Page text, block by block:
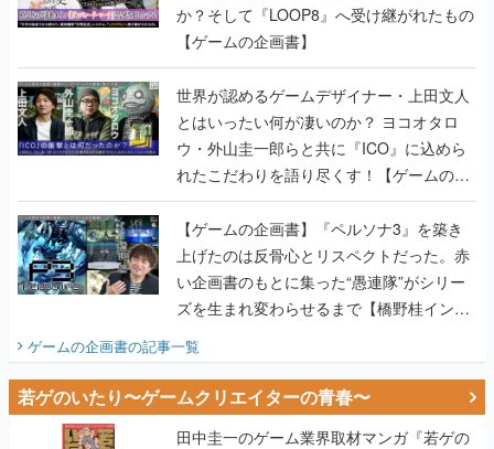
か？そして『LOOP8』へ受け継がれたもの
【ゲームの企画書】
世界が認めるゲームデザイナー・上田文人
とはいったい何が凄いのか？ ヨコオタロ
ウ・外山圭一郎らと共に『ICO』に込めら
れたこだわりを語り尽くす！【ゲームの企
画書】
【ゲームの企画書】『ペルソナ3』を築き
上げたのは反骨心とリスペクトだった。赤
い企画書のもとに集った“愚連隊”がシリー
ズを生まれ変わらせるまで【橋野桂インタ
ゲームの企画書の記事一覧
若ゲのいたり〜ゲームクリエイターの青春〜
田中圭一のゲーム業界取材マンガ『若ゲの